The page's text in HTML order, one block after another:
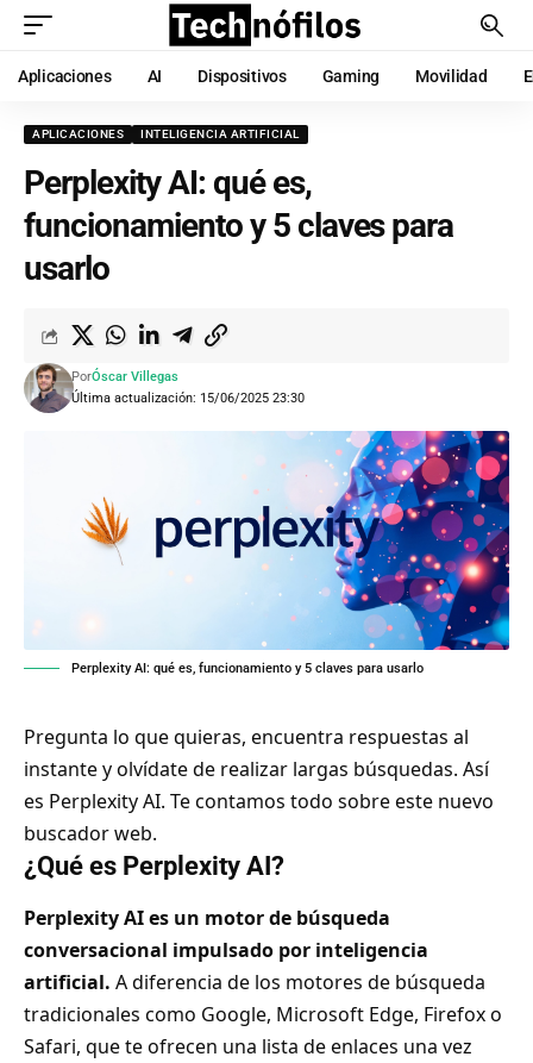
Aplicaciones AI Dispositivos Gaming Movilidad
APLICACIONES INTELIGENCIA ARTIFICIAL
Perplexity AI: qué es,
funcionamiento y 5 claves para
usarlo
Última actualización: 15/06/2025 23:30
PorÓscar Villegas
Perplexity AI: qué es, funcionamiento y 5 claves para usarlo
Pregunta lo que quieras, encuentra respuestas al
instante y olvídate de realizar largas búsquedas. Así
es Perplexity AI. Te contamos todo sobre este nuevo
buscador web.
¿Qué es Perplexity AI?
Perplexity AI es un motor de búsqueda
conversacional impulsado por inteligencia
artificial. A diferencia de los motores de búsqueda
tradicionales como Google, Microsoft Edge, Firefox o
Safari, que te ofrecen una lista de enlaces una vez